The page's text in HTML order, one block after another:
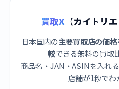
買取X （カイトリ
日本国内の主要買取店の価
較できる無料の買取
商品名・JAN・ASINを入れ
店舗が1秒でわ